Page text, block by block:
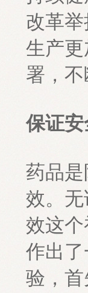
改革
生产
署，
保证
药品
效。
效这
作出
验，